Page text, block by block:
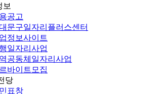
보
공고
문구일자리플러스센터
정보사이트
일자리사업
공동체일자리사업
바이트모집
당
표창